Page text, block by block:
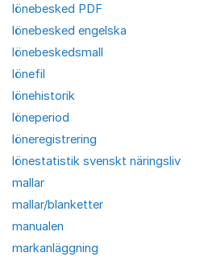
lönebesked PDF
lönebesked engelska
lönebeskedsmall
lönefil
lönehistorik
löneperiod
löneregistrering
lönestatistik svenskt näringsliv
mallar
mallar/blanketter
manualen
markanläggning